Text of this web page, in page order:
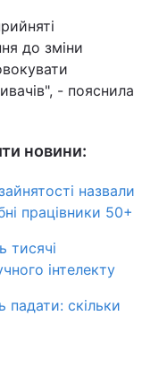
до зміни
- пояснила
новини:
назвали
працівники 50+
тисячі
інтелекту
скільки